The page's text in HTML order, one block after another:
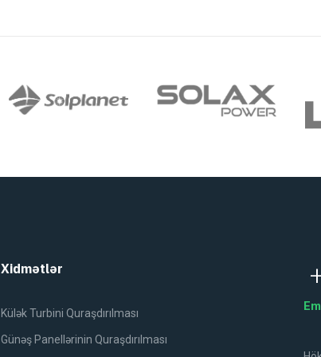
Xidmətlər
Külək Turbini Quraşdırılması
Günəş Panellərinin Quraşdırılması